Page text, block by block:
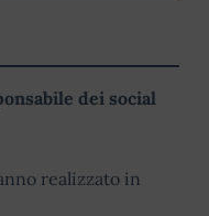
dei social
realizzato in